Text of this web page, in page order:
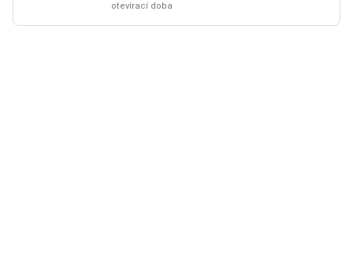
otevírací doba